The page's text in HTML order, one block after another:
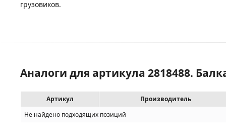
грузовиков.
Аналоги для артикула 2818488.
Артикул
Производитель
Не найдено подходящих позиций